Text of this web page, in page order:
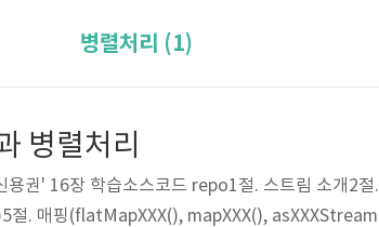
병렬처리 (1)
병렬처리
권' 16장 학습소스코드 repo1절. 스트림 소개2절
. 매핑(flatMapXXX(), mapXXX(),